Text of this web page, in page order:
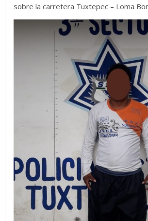
sobre la carretera Tuxtepec – Loma